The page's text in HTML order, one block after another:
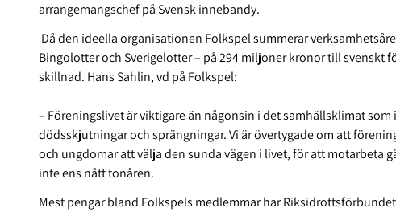
arrangemangschef på Svensk innebandy.
Då den ideella organisationen Folkspel summerar
Bingolotter och Sverigelotter – på 294 miljoner kronor till svenskt
skillnad. Hans Sahlin, vd på Folkspel:
– Föreningslivet är viktigare än någonsin i det samhällsklimat
dödsskjutningar och sprängningar. Vi är övertygade om att
och ungdomar att välja den sunda vägen i livet, för att motarbeta
inte ens nått tonåren.
Mest pengar bland Folkspels medlemmar har